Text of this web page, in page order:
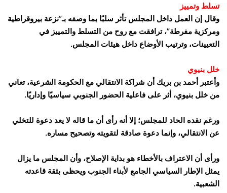
تسلط وتمييز
وقال إن العمل داخل المجلس تأثر سلبًا بما وصفه بـ”نزعة بيروقراطية
ومركزية مفرطة”، ترافقت مع روح من التسلط والتمييز في
التعيينات، وترتيب الأوضاع داخل هيئات المجلس.
خلل بنيوي
وأعتبر أحمد بن بريك أن شراكة الانتقالي مع الحكومة الشرعية، تعاني
من خلل بنيوي، أثر على فاعلية الحضور الجنوبي سياسيًا وإداريًا.
ورغم نقده الحاد للمجلس؛ إلا أنه رأى أن ما قاله لا يعد دعوة للتخلي
عن الانتقالي، وإنما دعوة صادقة لتقويته وتصحيح مساره.
ورأى أن الاعتراف بالأخطاء هو بداية الإصلاح، وأن المجلس ما يزال
يمثل الإطار السياسي الجامع لأبناء الجنوب ويحظى بثقة قاعدته
الشعبية.